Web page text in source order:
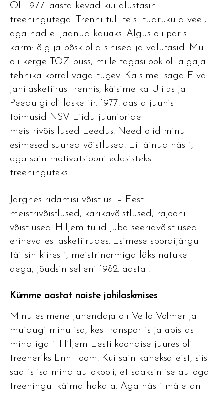
Oli 1977. aasta kevad kui alustasin
treeningutega. Trenni tuli teisi tüdrukuid veel,
aga nad ei jäänud kauaks. Algus oli päris
karm: õlg ja põsk olid sinised ja valutasid. Mul
oli kerge TOZ püss, mille tagasilöök oli algaja
tehnika korral väga tugev. Käisime isaga Elva
jahilasketiirus trennis, käisime ka Ulilas ja
Peedulgi oli lasketiir. 1977. aasta juunis
toimusid NSV Liidu juunioride
meistrivõistlused Leedus. Need olid minu
esimesed suured võistlused. Ei läinud hästi,
aga sain motivatsiooni edasisteks
treeninguteks.
Järgnes ridamisi võistlusi – Eesti
meistrivõistlused, karikavõistlused, rajooni
võistlused. Hiljem tulid juba seeriavõistlused
erinevates lasketiirudes. Esimese spordijärgu
täitsin kiiresti, meistrinormiga läks natuke
aega, jõudsin selleni 1982. aastal.
Kümme aastat naiste jahilaskmises
Minu esimene juhendaja oli Vello Volmer ja
muidugi minu isa, kes transportis ja abistas
mind igati. Hiljem Eesti koondise juures oli
treeneriks Enn Toom. Kui sain kaheksateist, siis
saatis isa mind autokooli, et saaksin ise autoga
treeningul käima hakata. Aga hästi mäletan